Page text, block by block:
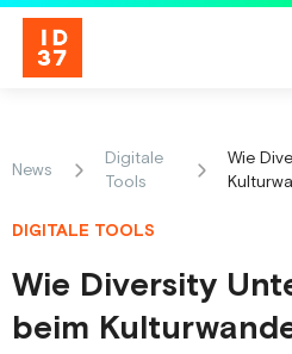
News
Digitale
Tools
Wie
DIGITALE TOOLS
Wie Diversity
beim